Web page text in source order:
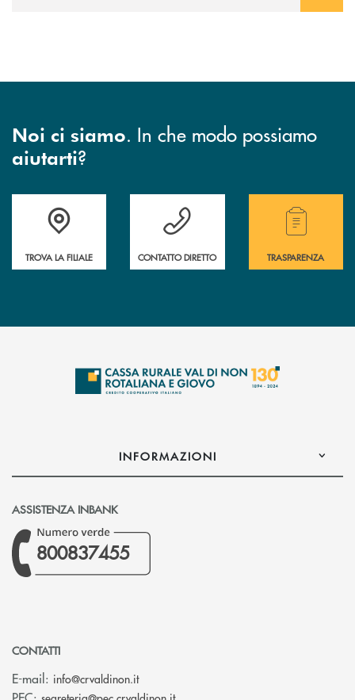
Noi ci siamo. In che modo possiamo
aiutarti?
Accedi all' elenco completo di indirizzo, telefono e mail delle nostre
TROVA LA FILIALE
Hai bisogno di assistenza immediata?
CONTATTO DIRETTO
Hai bisogno di
TRASPARENZA
INFORMAZIONI
ASSISTENZA INBANK
800837455
CONTATTI
E-mail: info@crvaldinon.it(si apre l’app di posta elettronica)
(si apre l’app di posta